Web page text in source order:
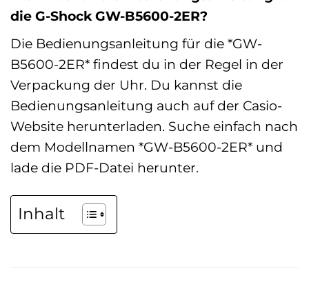
die G-Shock GW-B5600-2ER?
Die Bedienungsanleitung für die *GW-
B5600-2ER* findest du in der Regel in der
Verpackung der Uhr. Du kannst die
Bedienungsanleitung auch auf der Casio-
Website herunterladen. Suche einfach nach
dem Modellnamen *GW-B5600-2ER* und
lade die PDF-Datei herunter.
Inhalt